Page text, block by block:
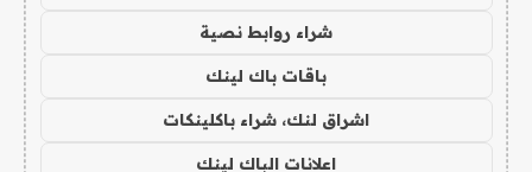
شراء روابط نصية
باقات باك لينك
اشراق لنك، شراء باكلينكات
اعلانات الباك لينك